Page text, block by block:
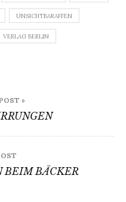
UNSICHTBARAFFEN
VERLAG BERLIN
»
BEIM BÄCKER